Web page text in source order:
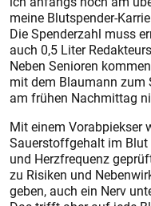
meine Blutspender-
Die Spenderzahl muss
auch 0,5 Liter
Neben Senioren
mit dem Blaumann zum
am frühen Nachmittag
Mit einem Vorabpiekser
Sauerstoffgehalt im
und Herzfrequenz
zu Risiken und
geben, auch ein Nerv